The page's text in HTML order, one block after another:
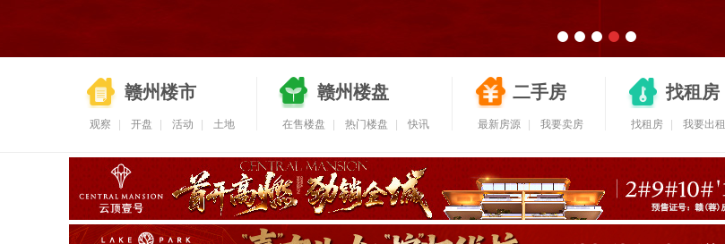
赣州楼市
观察 开盘 活动 土地
赣州楼盘
在售楼盘 热门楼盘 快讯
二手房
最新房源 我要卖房
找租房
找租房 我要出租